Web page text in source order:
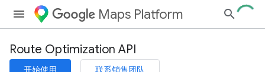
Maps Platform
Route Optimization API
开始使用 联系销售团队